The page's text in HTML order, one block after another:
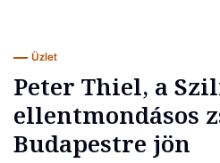
Üzlet
Peter Thiel, a
ellentmondásos
Budapestre jön